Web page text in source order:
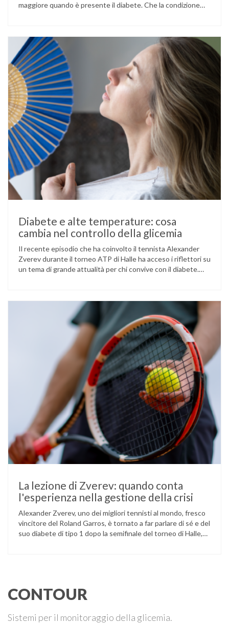
maggiore quando è presente il diabete. Che la condizione
volta durante la gestazione (diabete gestazionale),
mantenere …
Diabete e alte temperature: cosa
cambia nel controllo della glicemia
Il recente episodio che ha coinvolto il tennista Alexander
Zverev durante il torneo ATP di Halle ha acceso i riflettori su
un tema di grande attualità per chi convive con il diabete.
glucosio lo aveva portato …
La lezione di Zverev: quando conta
l'esperienza nella gestione della crisi
Alexander Zverev, uno dei migliori tennisti al mondo, fresco
vincitore del Roland Garros, è tornato a far parlare di sé e del
suo diabete di tipo 1 dopo la semifinale del torneo di Halle,
CONTOUR
Sistemi per il monitoraggio della glicemia.